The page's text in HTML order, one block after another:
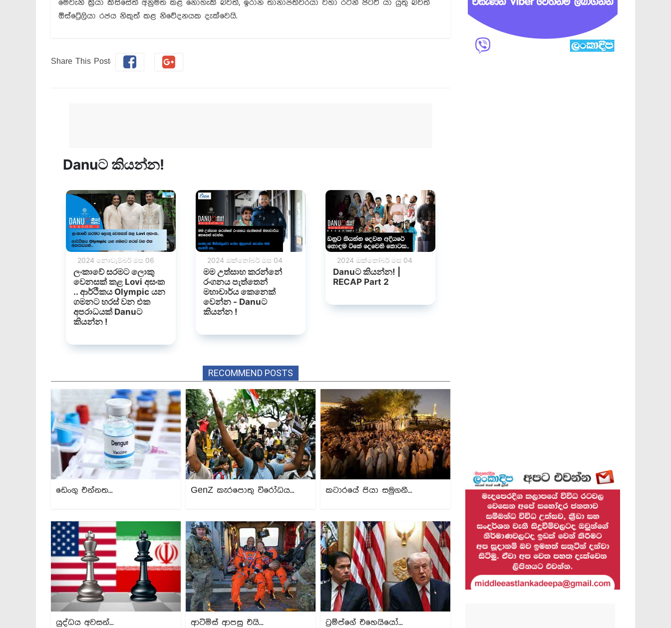
මෙවැනි ක්‍රියා කිසිසේත් අනුමත කළ නොහැකි බවත්, ඉරාන තානාපතිවරයා වහා රටින් පිටවී යා යුතු බවත්
ඕස්ට්‍රේලියා රජය නිකුත් කළ නිවේදනයක දැක්වෙයි.
Share This Post:
RECOMMEND POSTS
ඩෙංගු එන්නත... GenZ කැරපොතු විරෝධය... කටාරයේ පියා සමුගනී...
යුද්ධය අවසන්... ආටිමිස් ආපසු එයි... ට්‍රම්ප්ගේ එහෙයියෝ...